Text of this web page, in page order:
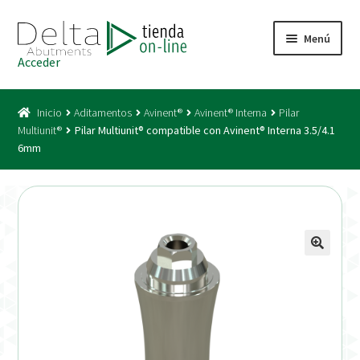
a
la
navegación
al
contenido
Menú
Acceso
Catálogo
Condiciones generales
Acceder
Inicio Aditamentos Avinent® Avinent® Interna
Pilar
Multiunit®
Pilar Multiunit® compatible con Avinent® Interna 3.5/4.1
6mm